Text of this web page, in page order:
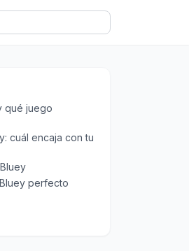
qué juego
cuál encaja con tu
perfecto